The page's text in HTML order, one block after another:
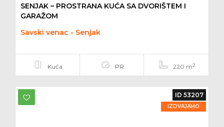
SENJAK – PROSTRANA KUĆA SA DVORIŠTEM I
GARAŽOM
Savski venac - Senjak
Kuća PR 220 m2
ID 53207
IZDVAJAMO